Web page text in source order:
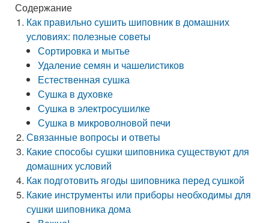
Содержание
Как правильно сушить шиповник в домашних
условиях: полезные советы
Сортировка и мытье
Удаление семян и чашелистиков
Естественная сушка
Сушка в духовке
Сушка в электросушилке
Сушка в микроволновой печи
Связанные вопросы и ответы
Какие способы сушки шиповника существуют для
домашних условий
Как подготовить ягоды шиповника перед сушкой
Какие инструменты или приборы необходимы для
сушки шиповника дома